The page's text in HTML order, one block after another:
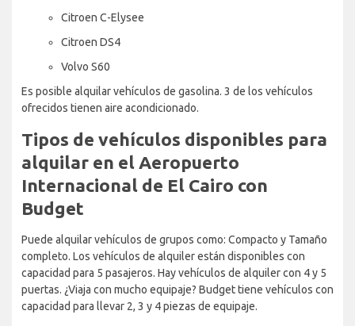
Citroen C-Elysee
Citroen DS4
Volvo S60
Es posible alquilar vehículos de gasolina. 3 de los vehículos
ofrecidos tienen aire acondicionado.
Tipos de vehículos disponibles para
alquilar en el Aeropuerto
Internacional de El Cairo con
Budget
Puede alquilar vehículos de grupos como: Compacto y Tamaño
completo. Los vehículos de alquiler están disponibles con
capacidad para 5 pasajeros. Hay vehículos de alquiler con 4 y 5
puertas. ¿Viaja con mucho equipaje? Budget tiene vehículos con
capacidad para llevar 2, 3 y 4 piezas de equipaje.